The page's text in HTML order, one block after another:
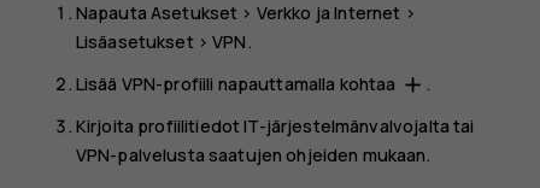
NapautaAsetukset > Verkko ja Internet >
Lisäasetukset >VPN.
Lisää VPN-profiili napauttamalla kohtaa add .
Kirjoita profiilitiedot IT-järjestelmänvalvojalta tai
VPN-palvelusta saatujen ohjeiden mukaan.